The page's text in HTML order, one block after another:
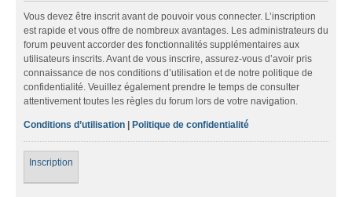
Vous devez être inscrit avant de pouvoir vous connecter. L’inscription
est rapide et vous offre de nombreux avantages. Les administrateurs du
forum peuvent accorder des fonctionnalités supplémentaires aux
utilisateurs inscrits. Avant de vous inscrire, assurez-vous d’avoir pris
connaissance de nos conditions d’utilisation et de notre politique de
confidentialité. Veuillez également prendre le temps de consulter
attentivement toutes les règles du forum lors de votre navigation.
Conditions d’utilisation | Politique de confidentialité
Inscription